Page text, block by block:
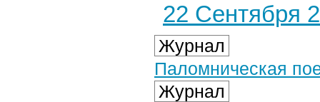
22 Сентября
Журнал
Паломническая
Журнал